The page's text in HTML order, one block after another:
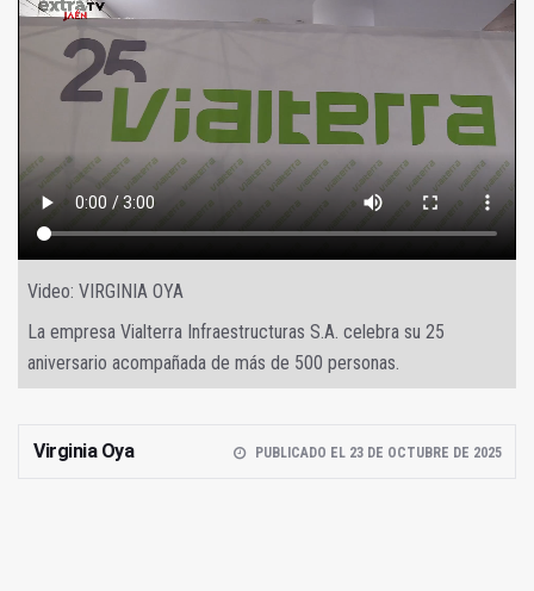
Video: VIRGINIA OYA
La empresa Vialterra Infraestructuras S.A. celebra su 25
aniversario acompañada de más de 500 personas.
Virginia Oya PUBLICADO EL 23 DE OCTUBRE DE 2025